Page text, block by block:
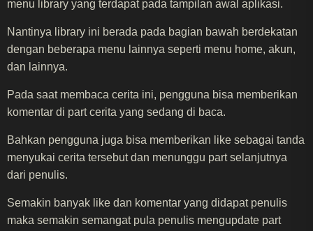
menu library yang terdapat pada tampilan awal aplikasi.
Nantinya library ini berada pada bagian bawah berdekatan
dengan beberapa menu lainnya seperti menu home, akun,
dan lainnya.
Pada saat membaca cerita ini, pengguna bisa memberikan
komentar di part cerita yang sedang di baca.
Bahkan pengguna juga bisa memberikan like sebagai tanda
menyukai cerita tersebut dan menunggu part selanjutnya
dari penulis.
Semakin banyak like dan komentar yang didapat penulis
maka semakin semangat pula penulis mengupdate part